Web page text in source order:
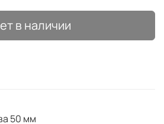
в наличии
50 мм